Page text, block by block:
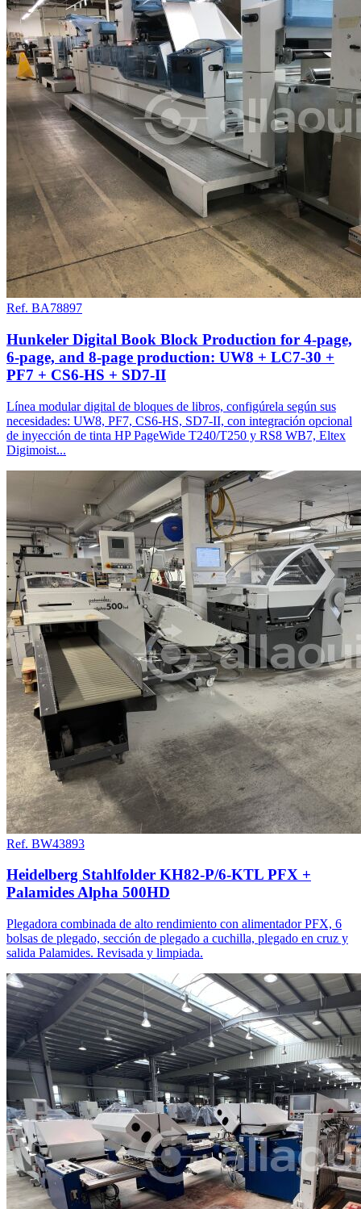
Ref. BA78897
Hunkeler Digital Book Block Production for 4-page,
6-page, and 8-page production: UW8 + LC7-30 +
PF7 + CS6-HS + SD7-II
Línea modular digital de bloques de libros, configúrela según sus
necesidades: UW8, PF7, CS6-HS, SD7-II, con integración opcional
de inyección de tinta HP PageWide T240/T250 y RS8 WB7, Eltex
Digimoist...
Ref. BW43893
Heidelberg Stahlfolder KH82-P/6-KTL PFX +
Palamides Alpha 500HD
Plegadora combinada de alto rendimiento con alimentador PFX, 6
bolsas de plegado, sección de plegado a cuchilla, plegado en cruz y
salida Palamides. Revisada y limpiada.